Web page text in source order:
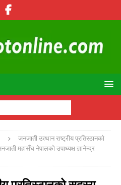
जनजाती उत्थान राष्ट्रीय प्रतिस्ठानको
महासँघ नेपालको उपाध्यक्ष ज्ञानेन्द्र